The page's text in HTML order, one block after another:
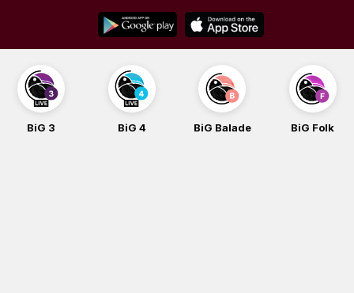
content
BiG 3 BiG 4 BiG Balade BiG Folk